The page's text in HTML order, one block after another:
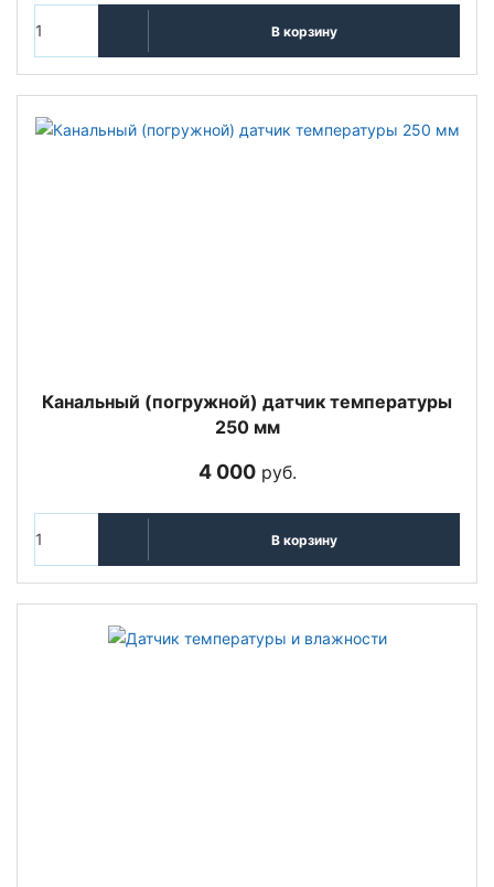
В корзину
Канальный (погружной) датчик температуры
250 мм
4 000руб.
В корзину